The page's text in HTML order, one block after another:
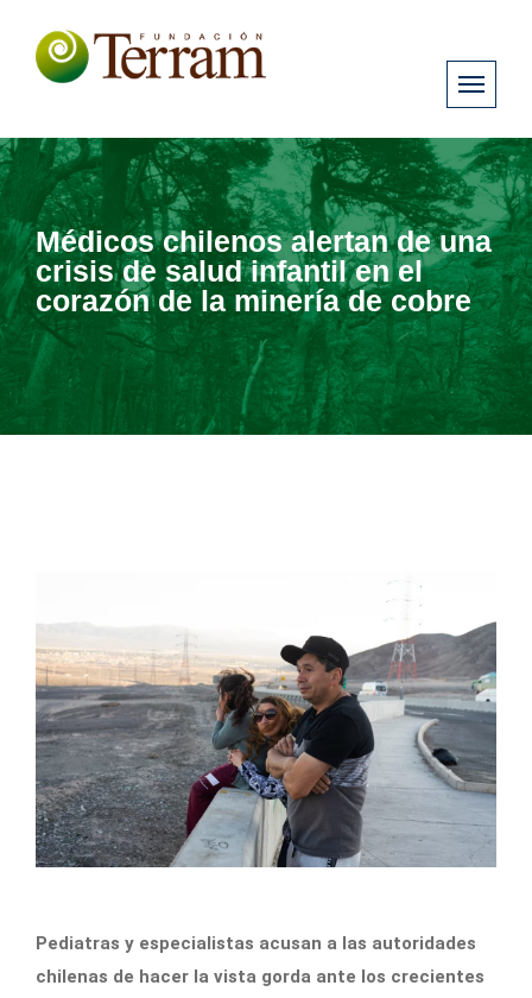
Médicos chilenos alertan de una
crisis de salud infantil en el
corazón de la minería de cobre
Pediatras y especialistas acusan a las autoridades
chilenas de hacer la vista gorda ante los crecientes